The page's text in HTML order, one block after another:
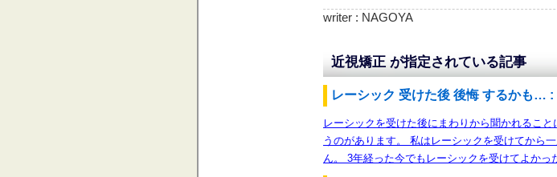
writer : NAGOYA
近視矯正 が指定されている記事
レーシック 受けた後 後悔 するかも… :
レーシックを受けた後にまわりから聞かれるこ
うのがあります。 私はレーシックを受けてから
ん。 3年経った今でもレーシックを受けてよかっ